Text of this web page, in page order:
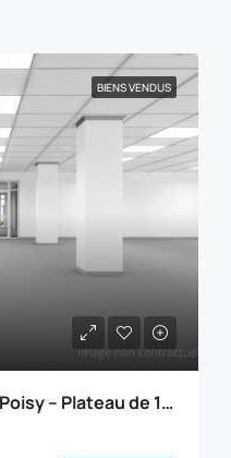
BIENS VENDUS
Bureaux neufs à vendre Poisy – Plateau de 170 m² avec terrasse